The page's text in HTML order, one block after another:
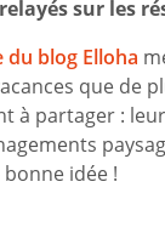
sur les
du blog Elloha
que de
à partager :
idée !